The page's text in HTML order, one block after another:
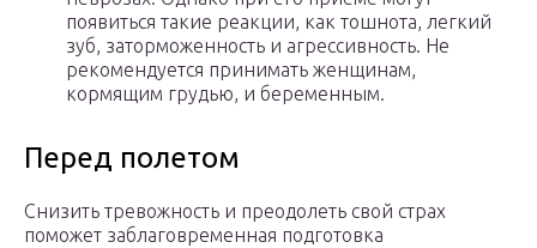
появиться такие реакции, как тошнота, легкий
зуб, заторможенность и агрессивность. Не
рекомендуется принимать женщинам,
кормящим грудью, и беременным.
Перед полетом
Снизить тревожность и преодолеть свой страх
поможет заблаговременная подготовка